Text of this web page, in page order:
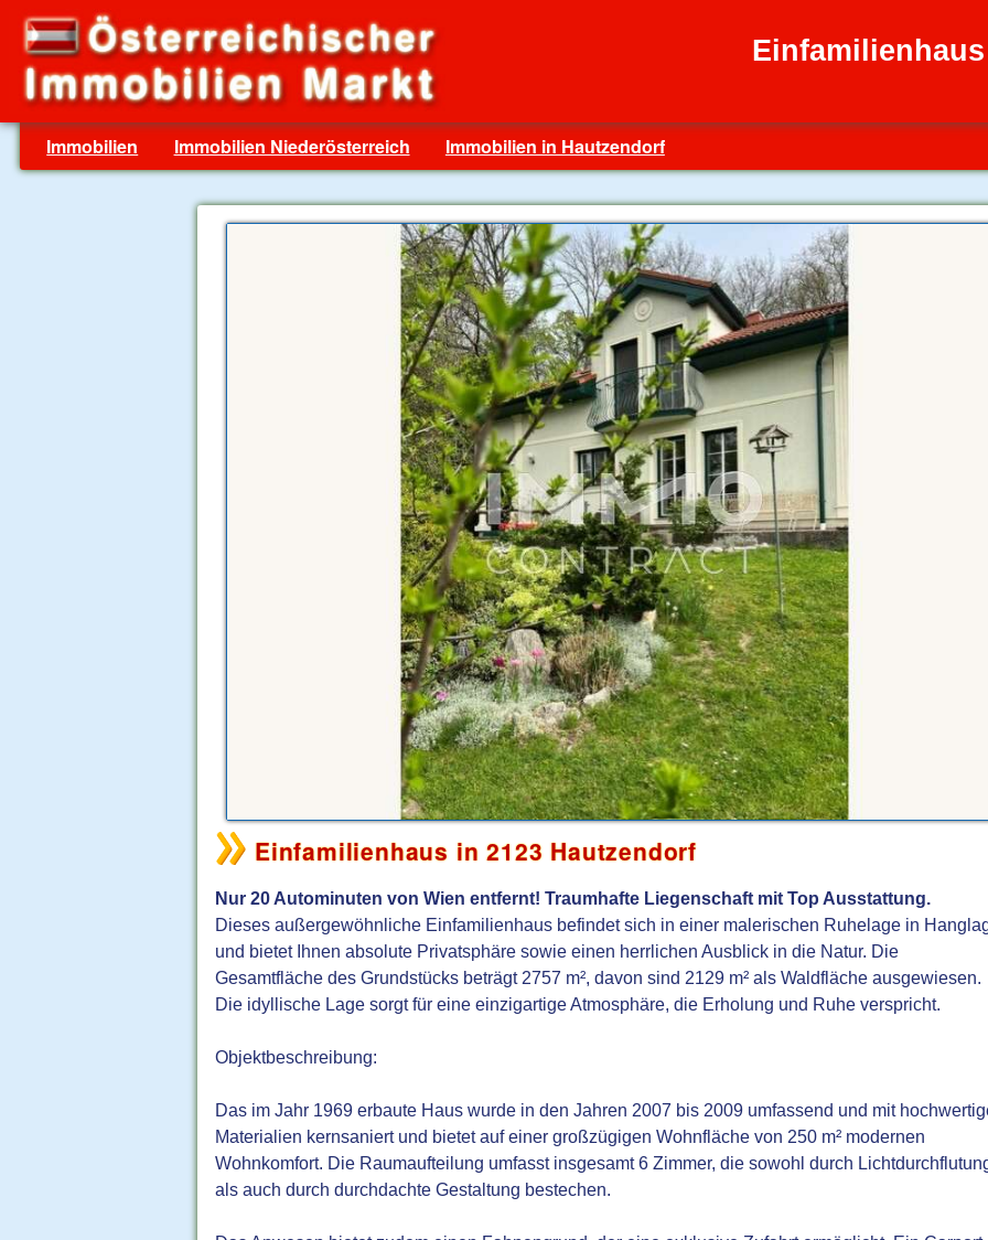
Immobilien Immobilien Niederösterreich Immobilien in Hautzendorf
Einfamilienhaus in 2123 Hautzendorf
Nur 20 Autominuten von Wien entfernt! Traumhafte Liegenschaft mit Top Ausstattung.
Dieses außergewöhnliche Einfamilienhaus befindet sich in einer malerischen Ruhelage in
und bietet Ihnen absolute Privatsphäre sowie einen herrlichen Ausblick in die Natur. Die
Gesamtfläche des Grundstücks beträgt 2757 m², davon sind 2129 m² als Waldfläche ausgewiesen.
Die idyllische Lage sorgt für eine einzigartige Atmosphäre, die Erholung und Ruhe verspricht.
Objektbeschreibung:
Das im Jahr 1969 erbaute Haus wurde in den Jahren 2007 bis 2009 umfassend und mit
Materialien kernsaniert und bietet auf einer großzügigen Wohnfläche von 250 m² modernen
Wohnkomfort. Die Raumaufteilung umfasst insgesamt 6 Zimmer, die sowohl durch
als auch durch durchdachte Gestaltung bestechen.